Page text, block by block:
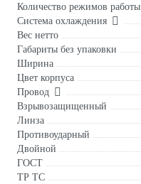
Количество режимов работы
Система охлаждения
Вес нетто
Габариты без упаковки
Ширина
Цвет корпуса
Провод
Взрывозащищенный
Линза
Противоударный
Двойной
ГОСТ
ТР ТС